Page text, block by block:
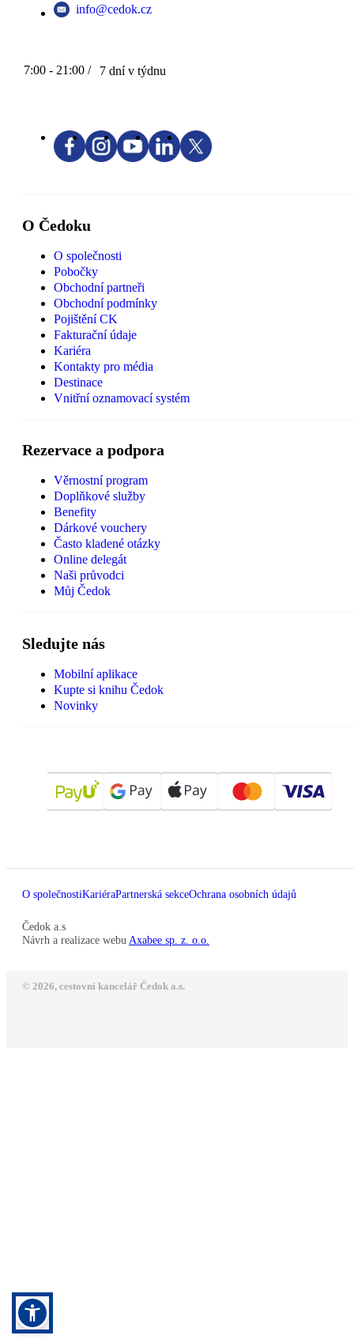
info@cedok.cz
7:00 - 21:00 / 7 dní v týdnu
O Čedoku
O společnosti
Pobočky
Obchodní partneři
Obchodní podmínky
Pojištění CK
Fakturační údaje
Kariéra
Kontakty pro média
Destinace
Vnitřní oznamovací systém
Rezervace a podpora
Věrnostní program
Doplňkové služby
Benefity
Dárkové vouchery
Často kladené otázky
Online delegát
Naši průvodci
Můj Čedok
Sledujte nás
Mobilní aplikace
Kupte si knihu Čedok
Novinky
O společnostiKariéraPartnerská sekceOchrana osobních údajů
Čedok a.s
Návrh a realizace webu Axabee sp. z. o.o.
© 2026, cestovní kancelář Čedok a.s.